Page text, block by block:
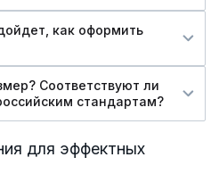
как оформить
Соответствуют ли
стандартам?
для эффектных